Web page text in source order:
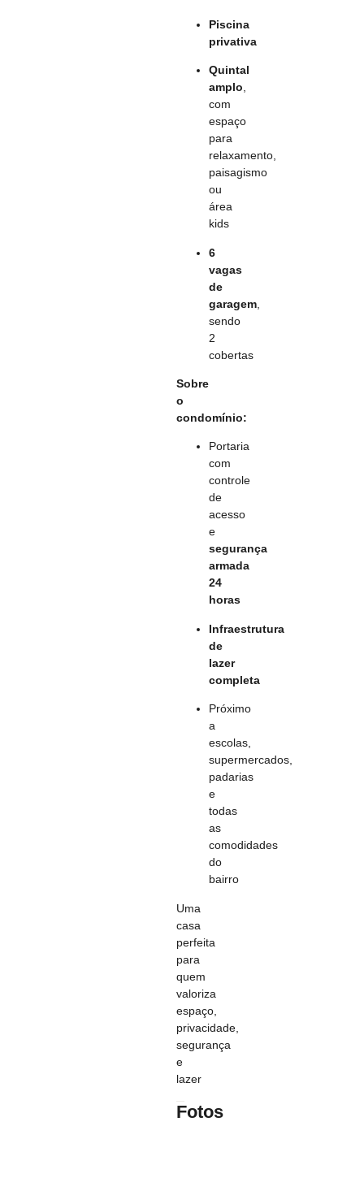
Piscina
privativa
Quintal
amplo,
com
espaço
para
relaxamento,
paisagismo
ou
área
kids
6
vagas
de
garagem,
sendo
2
cobertas
Sobre
o
condomínio:
Portaria
com
controle
de
acesso
e
segurança
armada
24
horas
Infraestrutura
de
lazer
completa
Próximo
a
escolas,
supermercados,
padarias
e
todas
as
comodidades
do
bairro
Uma
casa
perfeita
para
quem
valoriza
espaço,
privacidade,
segurança
e
lazer
Fotos